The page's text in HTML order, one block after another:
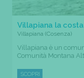
Villapiana la
Villapiana (Cosenza)
Villapiana è un
Comunità Montana
SCOPRI